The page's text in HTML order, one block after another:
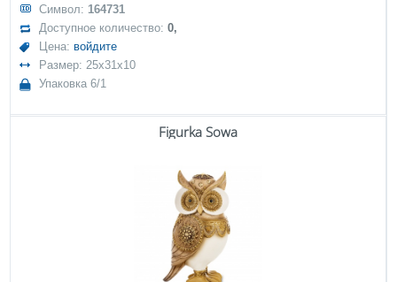
Символ: 164731
Доступное количество:0,
Цена: войдите
Размер: 25x31x10
Упаковка 6/1
Figurka Sowa